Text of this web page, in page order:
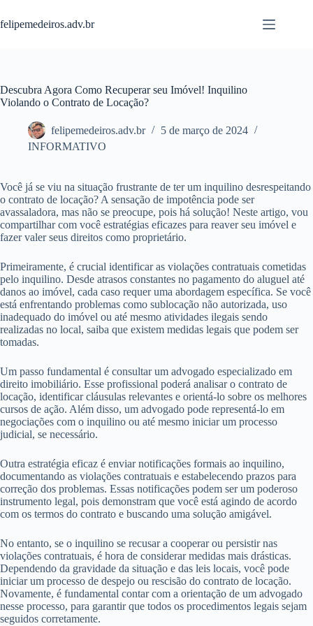
para
o
felipemedeiros.adv.br
Descubra Agora Como Recuperar seu Imóvel! Inquilino
Violando o Contrato de Locação?
felipemedeiros.adv.br
5 de março de 2024
INFORMATIVO
Você já se viu na situação frustrante de ter um inquilino desrespeitando
o contrato de locação? A sensação de impotência pode ser
avassaladora, mas não se preocupe, pois há solução! Neste artigo, vou
compartilhar com você estratégias eficazes para reaver seu imóvel e
fazer valer seus direitos como proprietário.
Primeiramente, é crucial identificar as violações contratuais cometidas
pelo inquilino. Desde atrasos constantes no pagamento do aluguel até
danos ao imóvel, cada caso requer uma abordagem específica. Se você
está enfrentando problemas como sublocação não autorizada, uso
inadequado do imóvel ou até mesmo atividades ilegais sendo
realizadas no local, saiba que existem medidas legais que podem ser
tomadas.
Um passo fundamental é consultar um advogado especializado em
direito imobiliário. Esse profissional poderá analisar o contrato de
locação, identificar cláusulas relevantes e orientá-lo sobre os melhores
cursos de ação. Além disso, um advogado pode representá-lo em
negociações com o inquilino ou até mesmo iniciar um processo
judicial, se necessário.
Outra estratégia eficaz é enviar notificações formais ao inquilino,
documentando as violações contratuais e estabelecendo prazos para
correção dos problemas. Essas notificações podem ser um poderoso
instrumento legal, pois demonstram que você está agindo de acordo
com os termos do contrato e buscando uma solução amigável.
No entanto, se o inquilino se recusar a cooperar ou persistir nas
violações contratuais, é hora de considerar medidas mais drásticas.
Dependendo da gravidade da situação e das leis locais, você pode
iniciar um processo de despejo ou rescisão do contrato de locação.
Novamente, é fundamental contar com a orientação de um advogado
nesse processo, para garantir que todos os procedimentos legais sejam
seguidos corretamente.